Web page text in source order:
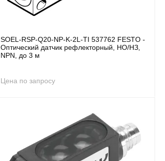
SOEL-RSP-Q20-NP-K-2L-TI 537762 FESTO -
Оптический датчик рефлекторный, НО/НЗ,
NPN, до 3 м
Цена по запросу